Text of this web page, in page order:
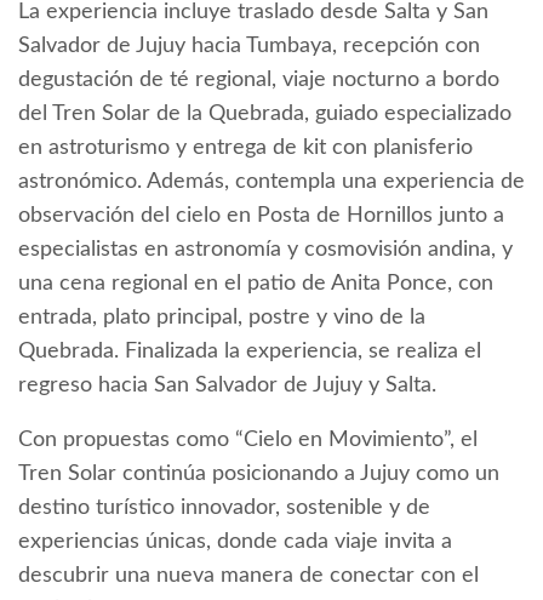
La experiencia incluye traslado desde Salta y San
Salvador de Jujuy hacia Tumbaya, recepción con
degustación de té regional, viaje nocturno a bordo
del Tren Solar de la Quebrada, guiado especializado
en astroturismo y entrega de kit con planisferio
astronómico. Además, contempla una experiencia de
observación del cielo en Posta de Hornillos junto a
especialistas en astronomía y cosmovisión andina, y
una cena regional en el patio de Anita Ponce, con
entrada, plato principal, postre y vino de la
Quebrada. Finalizada la experiencia, se realiza el
regreso hacia San Salvador de Jujuy y Salta.
Con propuestas como “Cielo en Movimiento”, el
Tren Solar continúa posicionando a Jujuy como un
destino turístico innovador, sostenible y de
experiencias únicas, donde cada viaje invita a
descubrir una nueva manera de conectar con el